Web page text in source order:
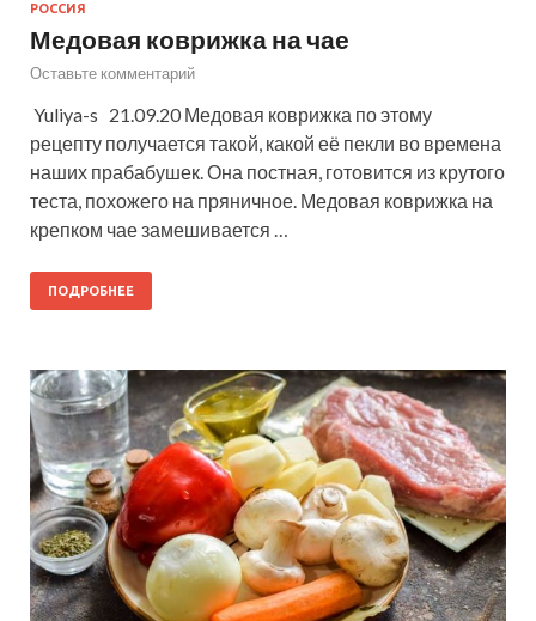
РОССИЯ
Медовая коврижка на чае
Оставьте комментарий
Yuliya-s 21.09.20 Медовая коврижка по этому
рецепту получается такой, какой её пекли во времена
наших прабабушек. Она постная, готовится из крутого
теста, похожего на пряничное. Медовая коврижка на
крепком чае замешивается …
ПОДРОБНЕЕ